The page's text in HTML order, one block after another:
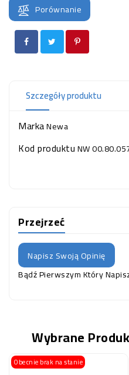
(SPRZĘT)
KONTAKT
Porównanie
Szczegóły produktu
MarkaNewa
Kod produktuNW
Przejrzeć
Napisz Swoją Opinię
Bądź Pierwszym Który
Wybrane
Obecnie brak na stanie